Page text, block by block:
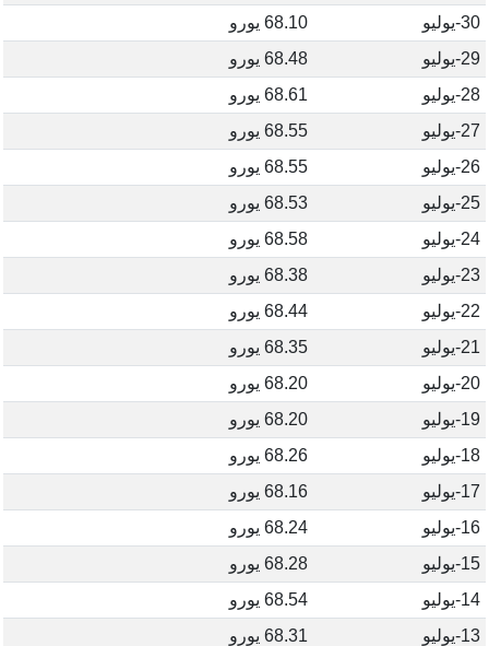
30-يوليو
68.10 يورو
29-يوليو
68.48 يورو
28-يوليو
68.61 يورو
27-يوليو
68.55 يورو
26-يوليو
68.55 يورو
25-يوليو
68.53 يورو
24-يوليو
68.58 يورو
23-يوليو
68.38 يورو
22-يوليو
68.44 يورو
21-يوليو
68.35 يورو
20-يوليو
68.20 يورو
19-يوليو
68.20 يورو
18-يوليو
68.26 يورو
17-يوليو
68.16 يورو
16-يوليو
68.24 يورو
15-يوليو
68.28 يورو
14-يوليو
68.54 يورو
13-يوليو
68.31 يورو